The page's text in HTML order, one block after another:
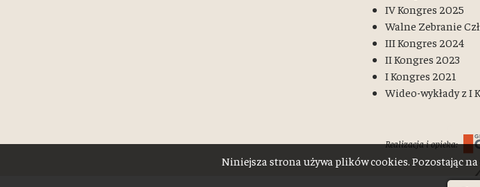
IV Kongres 2025
Walne Zebranie
III Kongres 2024
II Kongres 2023
I Kongres 2021
Wideo-wykłady z I
Realizacja i opieka:
Niniejsza strona używa plików cookies. Pozostając